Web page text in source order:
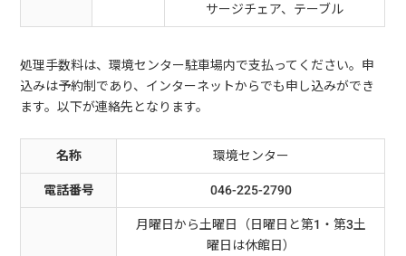
サージチェア、テーブル
処理手数料は、環境センター駐車場内で支払ってください。申
込みは予約制であり、インターネットからでも申し込みができ
ます。以下が連絡先となります。
名称
環境センター
電話番号
046-225-2790
月曜日から土曜日（日曜日と第1・第3土
曜日は休館日）